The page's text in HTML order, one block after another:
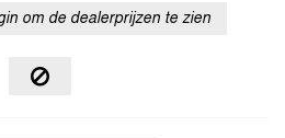
om de dealerprijzen te zien